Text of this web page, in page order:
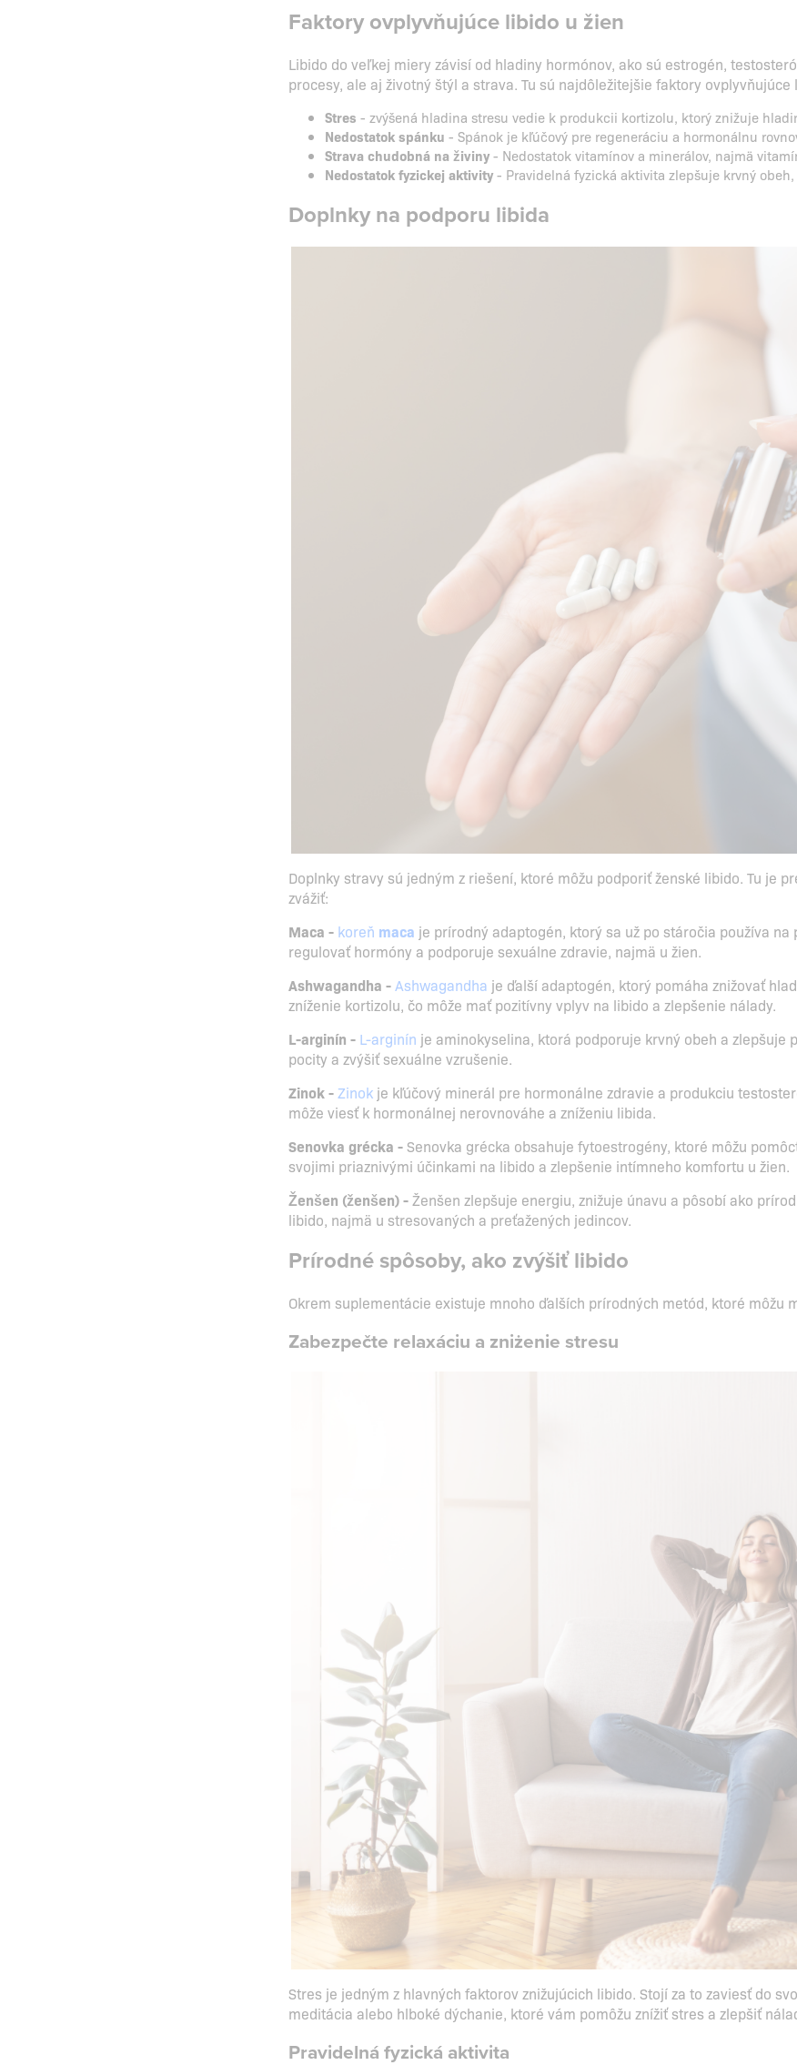
Faktory ovplyvňujúce libido u žien
Libido do veľkej miery závisí od hladiny hormónov, ako sú estrogén,
procesy, ale aj životný štýl a strava. Tu sú najdôležitejšie faktory ovplyvňujúce
Stres - zvýšená hladina stresu vedie k produkcii kortizolu, ktorý znižuje
Nedostatok spánku - Spánok je kľúčový pre regeneráciu a hormonálnu
Strava chudobná na živiny- Nedostatok vitamínov a minerálov, najmä
Nedostatok fyzickej aktivity- Pravidelná fyzická aktivita zlepšuje krvný
Doplnky na podporu libida
Doplnky stravy sú jedným z riešení, ktoré môžu podporiť ženské libido. Tu je
zvážiť:
Maca - koreň maca je prírodný adaptogén, ktorý sa už po stáročia používa
regulovať hormóny a podporuje sexuálne zdravie, najmä u žien.
Ashwagandha -Ashwagandha je ďalší adaptogén, ktorý pomáha znižovať
zníženie kortizolu, čo môže mať pozitívny vplyv na libido a zlepšenie nálady.
L-arginín - L-arginín je aminokyselina, ktorá podporuje krvný obeh a
pocity a zvýšiť sexuálne vzrušenie.
Zinok - Zinok je kľúčový minerál pre hormonálne zdravie a produkciu
môže viesť k hormonálnej nerovnováhe a zníženiu libida.
Senovka grécka -Senovka grécka obsahuje fytoestrogény, ktoré môžu
svojimi priaznivými účinkami na libido a zlepšenie intímneho komfortu u žien.
Ženšen (ženšen) - Ženšen zlepšuje energiu, znižuje únavu a pôsobí ako
libido, najmä u stresovaných a preťažených jedincov.
Prírodné spôsoby, ako zvýšiť libido
Okrem suplementácie existuje mnoho ďalších prírodných metód, ktoré môžu
Zabezpečte relaxáciu a zniżenie stresu
Stres je jedným z hlavných faktorov znižujúcich libido. Stojí za to zaviesť do
meditácia alebo hlboké dýchanie, ktoré vám pomôžu znížiť stres a zlepšiť
Pravidelná fyzická aktivita